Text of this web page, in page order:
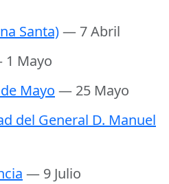
Santa)— 7 Abril
Mayo
Mayo — 25 Mayo
del General D. Manuel
— 9 Julio